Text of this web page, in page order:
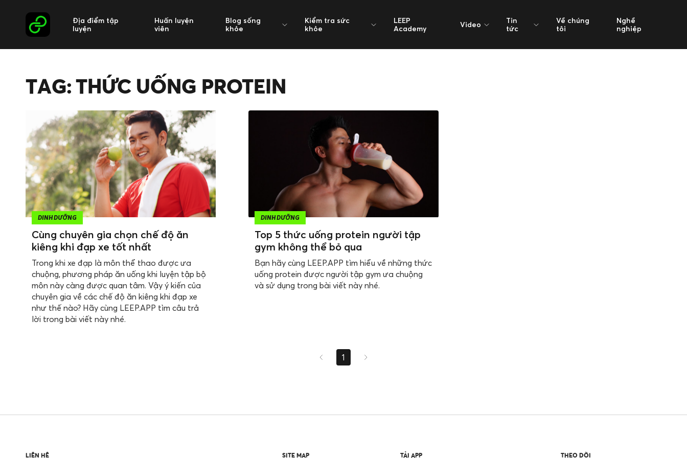
Địa điểm tập
luyện
Huấn luyện
viên
Blog sống
khỏe
Kiểm tra sức
khỏe
LEEP
Academy
Video
Tin
tức
Về chúng
tôi
Nghề
nghiệp
TAG: THỨC UỐNG PROTEIN
DINH DƯỠNG
Cùng chuyên gia chọn chế độ ăn
kiêng khi đạp xe tốt nhất
Trong khi xe đạp là môn thể thao được ưa
chuộng, phương pháp ăn uống khi luyện tập bộ
môn này càng được quan tâm. Vậy ý kiến của
chuyên gia về các chế độ ăn kiêng khi đạp xe
như thế nào? Hãy cùng LEEP.APP tìm câu trả
lời trong bài viết này nhé.
DINH DƯỠNG
Top 5 thức uống protein người tập
gym không thể bỏ qua
Bạn hãy cùng LEEP.APP tìm hiểu về những thức
uống protein được người tập gym ưa chuộng
và sử dụng trong bài viết này nhé.
1
LIÊN HỆ SITE MAP TẢI APP THEO DÕI